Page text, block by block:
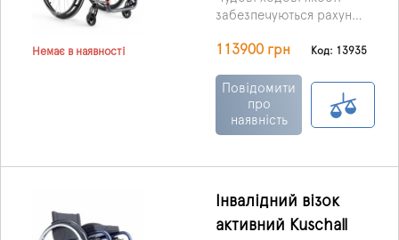
Немає в наявності
забезпечуються рахунок
виконаного з карбону
збільшує жорсткість
всього крісла.
113900 грн Код: 13935
Повідомити
про
наявність
Інвалідний візок
активний Kuschall